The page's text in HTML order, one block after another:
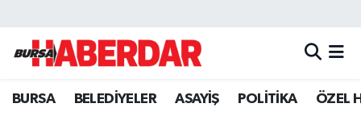
BURSA BELEDİYELER ASAYİŞ POLİTİKA ÖZEL
Hava Durumu
Trafik Durumu